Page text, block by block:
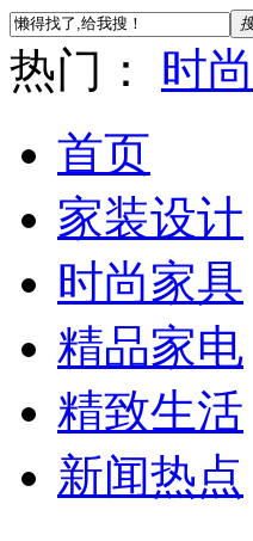
热门： 时尚
首页
家装设计
时尚家具
精品家电
精致生活
新闻热点